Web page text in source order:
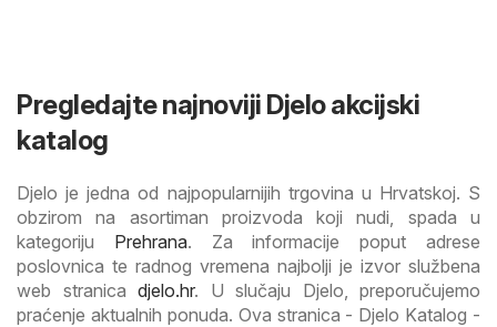
Pregledajte najnoviji Djelo akcijski
katalog
Djelo je jedna od najpopularnijih trgovina u Hrvatskoj. S
obzirom na asortiman proizvoda koji nudi, spada u
kategoriju Prehrana. Za informacije poput adrese
poslovnica te radnog vremena najbolji je izvor službena
web stranica djelo.hr. U slučaju Djelo, preporučujemo
praćenje aktualnih ponuda. Ova stranica - Djelo Katalog -